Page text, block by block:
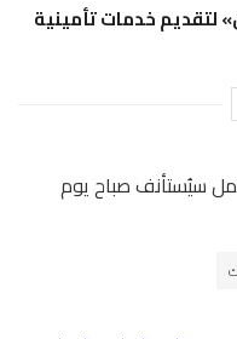
خدمات تأمينية
سيُستأنف صباح يوم